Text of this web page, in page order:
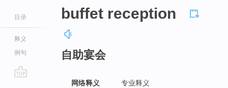
目录
释义
例句
buffet reception
自助宴会
网络释义 专业释义